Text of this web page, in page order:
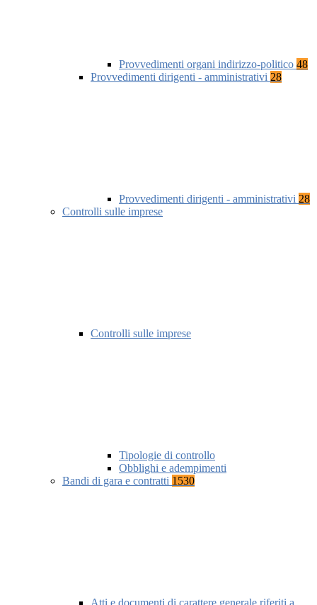
Provvedimenti organi indirizzo-politico 48
Provvedimenti dirigenti - amministrativi 28
Provvedimenti dirigenti - amministrativi 28
Controlli sulle imprese
Controlli sulle imprese
Tipologie di controllo
Obblighi e adempimenti
Bandi di gara e contratti 1530